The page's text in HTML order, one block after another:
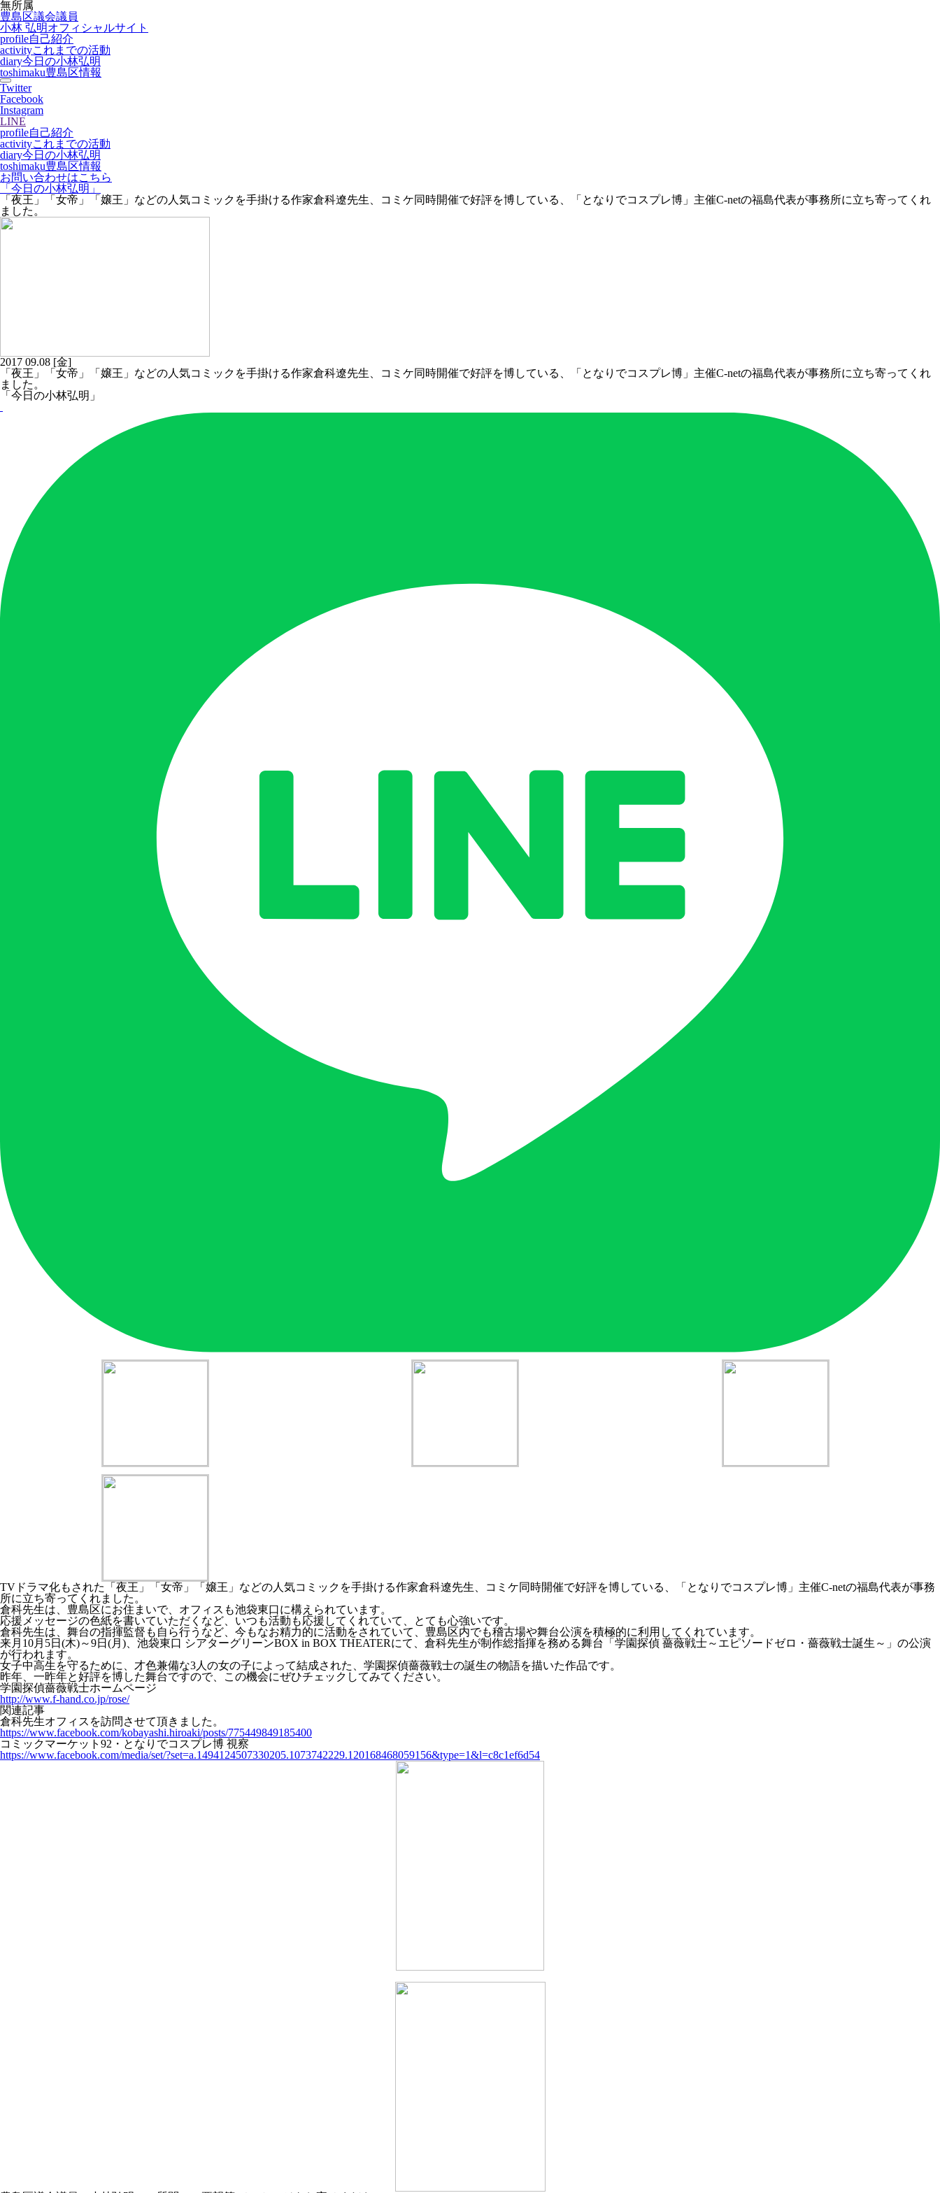
無所属
豊島区議会議員
小林 弘明オフィシャルサイト
profile自己紹介
activityこれまでの活動
diary今日の小林弘明
toshimaku豊島区情報
Twitter
Facebook
Instagram
LINE
profile自己紹介
activityこれまでの活動
diary今日の小林弘明
toshimaku豊島区情報
お問い合わせはこちら
「今日の小林弘明」
「夜王」「女帝」「嬢王」などの人気コミックを手掛ける作家倉科遼先生、コミケ同時開催で好評を博している、「となりでコスプレ博」主催C-netの福島代表が事務所に立ち寄ってくれ
ました。
2017 09.08 [金]
「夜王」「女帝」「嬢王」などの人気コミックを手掛ける作家倉科遼先生、コミケ同時開催で好評を博している、「となりでコスプレ博」主催C-netの福島代表が事務所に立ち寄ってくれ
ました。
「今日の小林弘明」
TVドラマ化もされた「夜王」「女帝」「嬢王」などの人気コミックを手掛ける作家倉科遼先生、コミケ同時開催で好評を博している、「となりでコスプレ博」主催C-netの福島代表が事務
所に立ち寄ってくれました。
倉科先生は、豊島区にお住まいで、オフィスも池袋東口に構えられています。
応援メッセージの色紙を書いていただくなど、いつも活動も応援してくれていて、とても心強いです。
倉科先生は、舞台の指揮監督も自ら行うなど、今もなお精力的に活動をされていて、豊島区内でも稽古場や舞台公演を積極的に利用してくれています。
来月10月5日(木)～9日(月)、池袋東口 シアターグリーンBOX in BOX THEATERにて、倉科先生が制作総指揮を務める舞台「学園探偵 薔薇戦士～エピソードゼロ・薔薇戦士誕生～」の公演
が行われます。
女子中高生を守るために、才色兼備な3人の女の子によって結成された、学園探偵薔薇戦士の誕生の物語を描いた作品です。
昨年、一昨年と好評を博した舞台ですので、この機会にぜひチェックしてみてください。
学園探偵薔薇戦士ホームページ
http://www.f-hand.co.jp/rose/
関連記事
倉科先生オフィスを訪問させて頂きました。
https://www.facebook.com/kobayashi.hiroaki/posts/775449849185400
コミックマーケット92・となりでコスプレ博 視察
https://www.facebook.com/media/set/?set=a.1494124507330205.1073742229.120168468059156&type=1&l=c8c1ef6d54